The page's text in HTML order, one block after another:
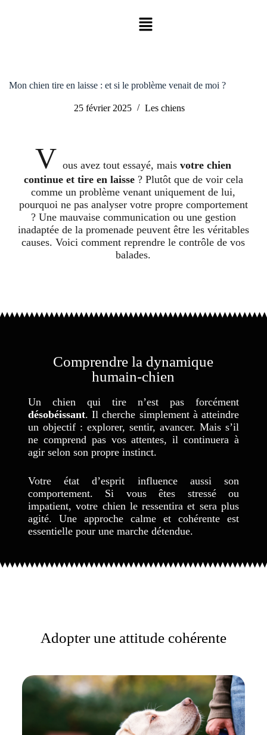
Mon chien tire en laisse : et si le problème venait de moi ?
25 février 2025 Les chiens
V ous avez tout essayé, maisvotre chien
continue et tire en laisse? Plutôt que de voir cela
comme un problème venant uniquement de lui,
pourquoi ne pas analyser votre propre comportement
? Une mauvaise communication ou une gestion
inadaptée de la promenade peuvent être les véritables
causes. Voici comment reprendre le contrôle de vos
balades.
Comprendre la dynamique
humain-chien
Un chien qui tire n’est pas forcément
désobéissant. Il cherche simplement à atteindre
un objectif : explorer, sentir, avancer. Mais s’il
ne comprend pas vos attentes, il continuera à
agir selon son propre instinct.
Votre état d’esprit influence aussi son
comportement. Si vous êtes stressé ou
impatient, votre chien le ressentira et sera plus
agité. Une approche calme et cohérente est
essentielle pour une marche détendue.
Adopter une attitude cohérente